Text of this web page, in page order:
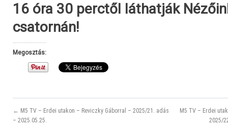
16 óra 30 perctől láthatják
csatornán!
Megosztás:
← M5 TV – Erdei utakon – Reviczky Gáborral – 2025/21. adás
– 2025.05.25.
M5 TV – Erdei
2025/